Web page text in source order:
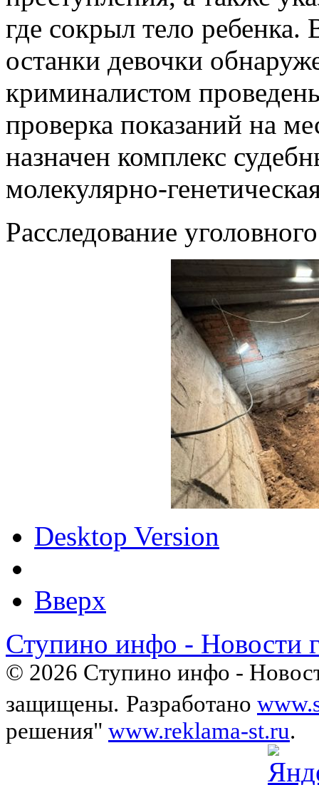
где сокрыл тело
останки девочки
криминалистом
проверка показаний на
назначен комплекс
молекулярно-
Расследование
Desktop Version
Вверх
Ступино инфо - Новости
© 2026 Ступино инфо -
защищены. Разработано
решения" www.reklama-st.ru.